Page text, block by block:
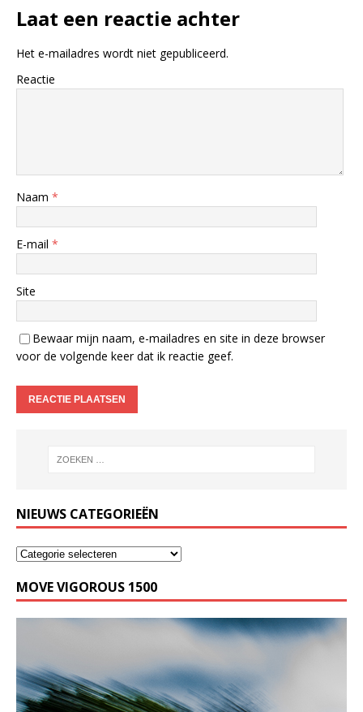
Laat een reactie achter
Het e-mailadres wordt niet gepubliceerd.
Reactie
Naam *
E-mail *
Site
Bewaar mijn naam, e-mailadres en site in deze browser
voor de volgende keer dat ik reactie geef.
NIEUWS CATEGORIEËN
MOVE VIGOROUS 1500